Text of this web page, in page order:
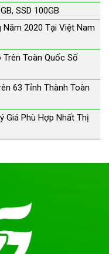
SSD 100GB
2020 Tại Việt Nam
Trên Toàn Quốc Số
63 Tỉnh Thành Toàn
Giá Phù Hợp Nhất Thị